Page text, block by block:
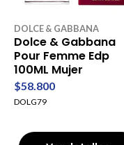
DOLCE & GABBANA
Dolce & Gabbana
Pour Femme Edp
100ML Mujer
$58.800
DOLG79